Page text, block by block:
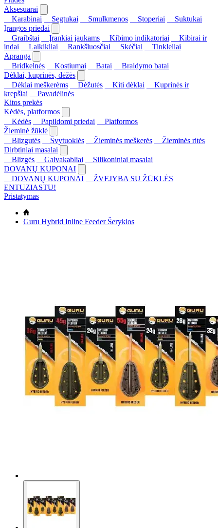
Aksesuarai
Karabinai
Segtukai Smulkmenos Stoperiai
Suktukai
Įrangos priedai
Graibštai
Įrankiai jaukams Kibimo indikatoriai
Kibirai ir
indai
Laikikliai Rankšluosčiai Skėčiai
Tinkleliai
Apranga
Bridkelnės
Kostiumai Batai
Braidymo batai
Dėklai, kuprinės, dėžės
Dėklai meškerėms
Dėžutės Kiti dėklai
Kuprinės ir
krepšiai
Pavadėlinės
Kitos prekės
Kėdės, platformos
Kėdės
Papildomi priedai
Platformos
Žieminė žūklė
Blizgutės
Švytuoklės Žieminės meškerės
Žieminės ritės
Dirbtiniai masalai
Blizgės
Galvakabliai
Silikoniniai masalai
DOVANŲ KUPONAI
DOVANŲ KUPONAI
ŽVEJYBA SU ŽŪKLĖS
ENTUZIASTU!
Pristatymas
Guru Hybrid Inline Feeder Šeryklos